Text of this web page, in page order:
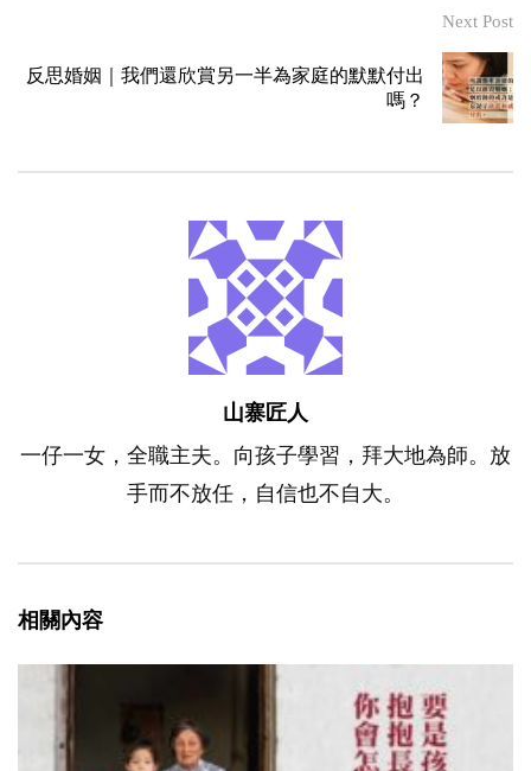
Next Post
反思婚姻｜我們還欣賞另一半為家庭的默默付出
嗎？
山寨匠人
一仔一女，全職主夫。向孩子學習，拜大地為師。放
手而不放任，自信也不自大。
相關內容